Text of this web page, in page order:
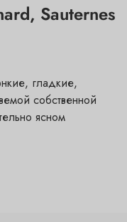
Sauternes
гладкие,
собственной
ясном